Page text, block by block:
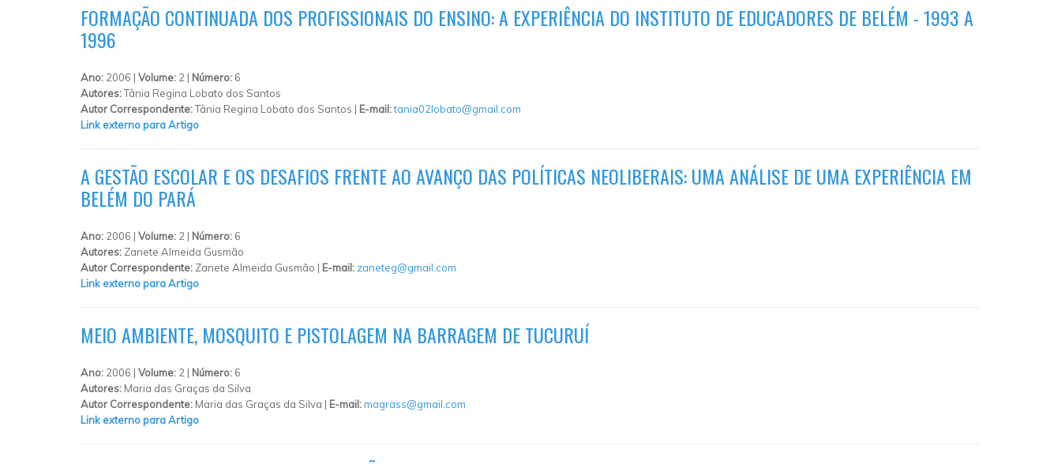
FORMAÇÃO CONTINUADA DOS PROFISSIONAIS DO ENSINO: A EXPERIÊNCIA DO INSTITUTO DE EDUCADORES DE BELÉM - 1993 A
1996
Ano: 2006 | Volume: 2 | Número: 6
Autores:Tânia Regina Lobato dos Santos
Autor Correspondente:Tânia Regina Lobato dos Santos | E-mail:tania02lobato@gmail.com
Link externo para Artigo
A GESTÃO ESCOLAR E OS DESAFIOS FRENTE AO AVANÇO DAS POLÍTICAS NEOLIBERAIS: UMA ANÁLISE DE UMA EXPERIÊNCIA EM
BELÉM DO PARÁ
Ano: 2006 | Volume: 2 | Número: 6
Autores: Zanete Almeida Gusmão
Autor Correspondente: Zanete Almeida Gusmão | E-mail: zaneteg@gmail.com
Link externo para Artigo
MEIO AMBIENTE, MOSQUITO E PISTOLAGEM NA BARRAGEM DE TUCURUÍ
Ano: 2006 | Volume: 2 | Número: 6
Autores: Maria das Graças da Silva
Autor Correspondente: Maria das Graças da Silva | E-mail:magrass@gmail.com
Link externo para Artigo